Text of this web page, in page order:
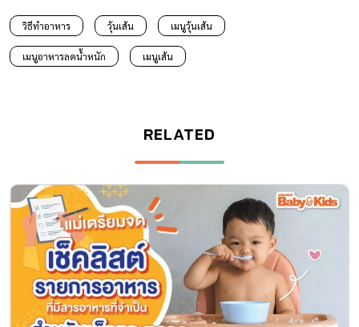
วิธีทำอาหาร วุ้นเส้น เมนูวุ้นเส้น
เมนูอาหารลดน้ำหนัก เมนูเส้น
RELATED